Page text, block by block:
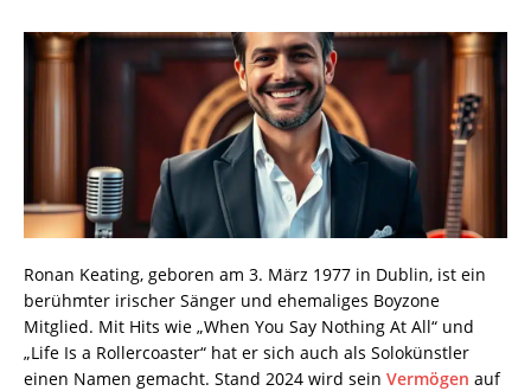
Ronan Keating, geboren am 3. März 1977 in Dublin, ist ein
berühmter irischer Sänger und ehemaliges Boyzone
Mitglied. Mit Hits wie „When You Say Nothing At All“ und
„Life Is a Rollercoaster“ hat er sich auch als Solokünstler
einen Namen gemacht. Stand 2024 wird sein Vermögen auf